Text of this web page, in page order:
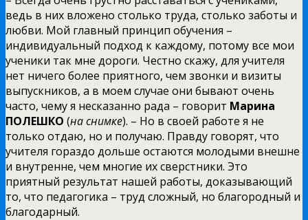
ведь в них вложено столько труда, столько заботы и
любви. Мой главный принцип обучения –
индивидуальный подход к каждому, потому все мои
ученики так мне дороги. Честно скажу, для учителя
нет ничего более приятного, чем звонки и визиты
выпускников, а в моем случае они бывают очень
часто, чему я несказанно рада – говорит Марина
ПОЛЕШКО (на снимке). – Но в своей работе я не
только отдаю, но и получаю. Правду говорят, что
учителя гораздо дольше остаются молодыми внешне
и внутренне, чем многие их сверстники. Это
приятный результат нашей работы, доказывающий
то, что педагогика – труд сложный, но благородный и
благодарный.